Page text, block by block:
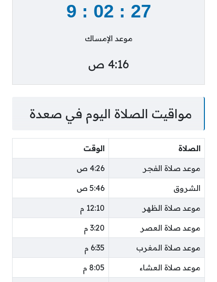
26
:
02
:
9
موعد الإمساك
4:16 ص
مواقيت الصلاة اليوم في صعدة
الصلاة الوقت
موعد صلاة الفجر 4:26 ص
الشروق 5:46 ص
موعد صلاة الظهر 12:10 م
موعد صلاة العصر 3:20 م
موعد صلاة المغرب 6:35 م
موعد صلاة العشاء 8:05 م